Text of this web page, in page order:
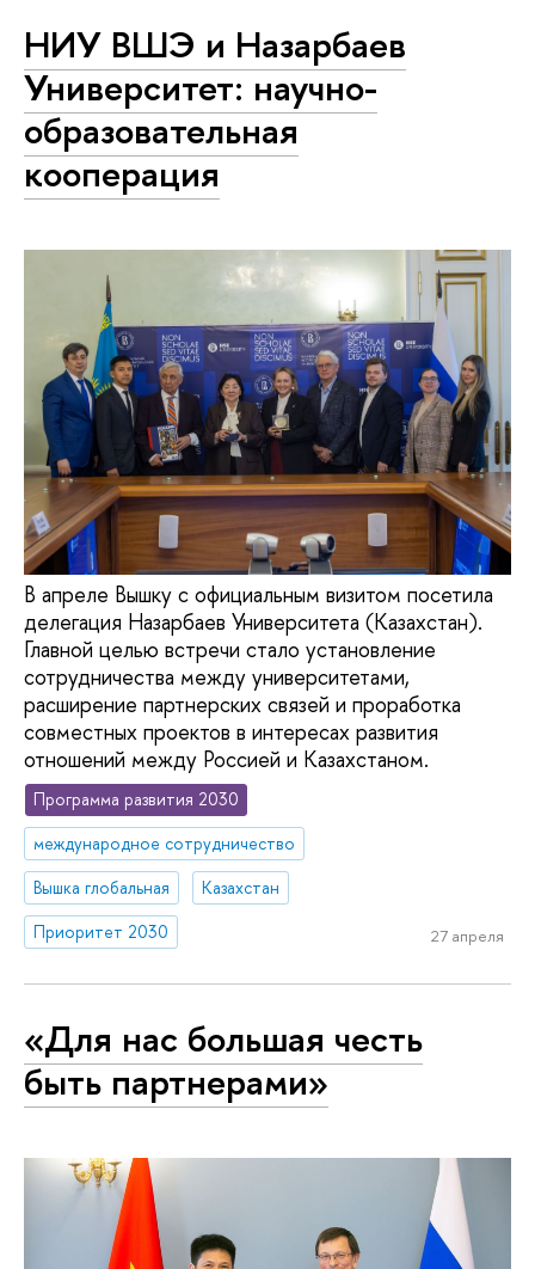
НИУ ВШЭ и Назарбаев
Университет: научно-
образовательная
кооперация
В апреле Вышку с официальным визитом посетила
делегация Назарбаев Университета (Казахстан).
Главной целью встречи стало установление
сотрудничества между университетами,
расширение партнерских связей и проработка
совместных проектов в интересах развития
отношений между Россией и Казахстаном.
Программа развития 2030
международное сотрудничество
Вышка глобальная
Казахстан
Приоритет 2030
27 апреля
«Для нас большая честь
быть партнерами»